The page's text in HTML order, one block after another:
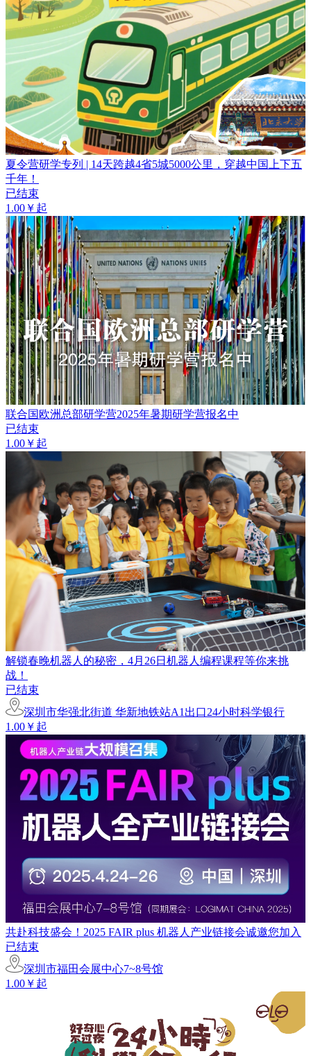
夏令营研学专列 | 14天跨越4省5城5000公里，穿越中国上下五
千年！
已结束
1.00￥起
联合国欧洲总部研学营2025年暑期研学营报名中
已结束
1.00￥起
解锁春晚机器人的秘密，4月26日机器人编程课程等你来挑
战！
已结束
深圳市华强北街道 华新地铁站A1出口24小时科学银行
1.00￥起
共赴科技盛会！2025 FAIR plus 机器人产业链接会诚邀您加入
已结束
深圳市福田会展中心7~8号馆
1.00￥起